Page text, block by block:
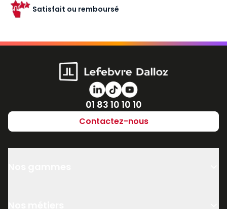
Satisfait ou remboursé
Numéro de téléphone
01 83 10 10 10
Contactez-nous